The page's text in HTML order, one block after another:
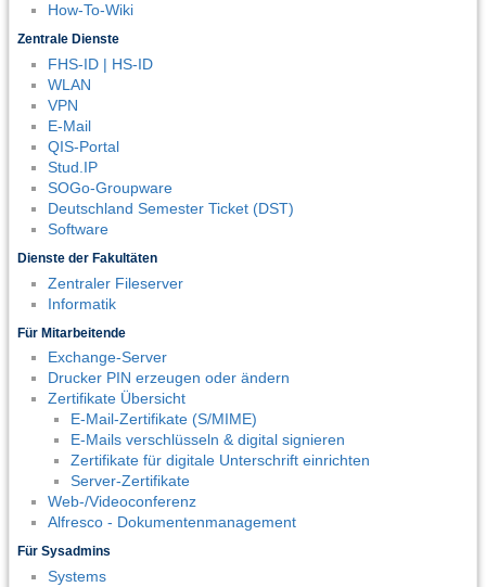
How-To-Wiki
Zentrale Dienste
FHS-ID | HS-ID
WLAN
VPN
E-Mail
QIS-Portal
Stud.IP
SOGo-Groupware
Deutschland Semester Ticket (DST)
Software
Dienste der Fakultäten
Zentraler Fileserver
Informatik
Für Mitarbeitende
Exchange-Server
Drucker PIN erzeugen oder ändern
Zertifikate Übersicht
E-Mail-Zertifikate (S/MIME)
E-Mails verschlüsseln & digital signieren
Zertifikate für digitale Unterschrift einrichten
Server-Zertifikate
Web-/Videoconferenz
Alfresco - Dokumentenmanagement
Für Sysadmins
Systems